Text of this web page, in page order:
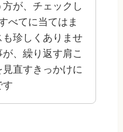
が、チェックし
べてに当てはま
も珍しくありませ
、繰り返す肩こ
見直すきっかけに
す